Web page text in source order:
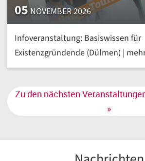
05 NOVEMBER 2026
Infoveranstaltung: Basiswissen für
Zu den nächsten
»